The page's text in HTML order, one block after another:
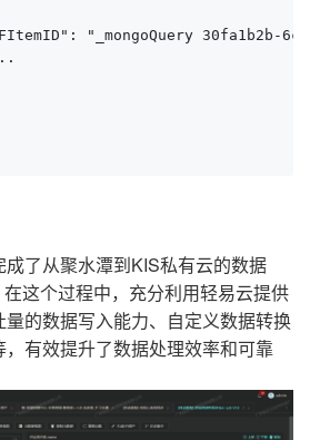
"_mongoQuery 30fa1b2b-
了从聚水潭到KIS私有云的数据
这个过程中，充分利用轻易云提供
的数据写入能力、自定义数据转换
有效提升了数据处理效率和可靠